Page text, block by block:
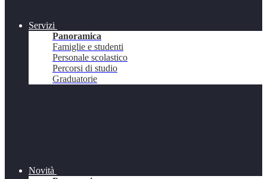
Servizi
Panoramica
Famiglie e studenti
Personale scolastico
Percorsi di studio
Graduatorie
Novità